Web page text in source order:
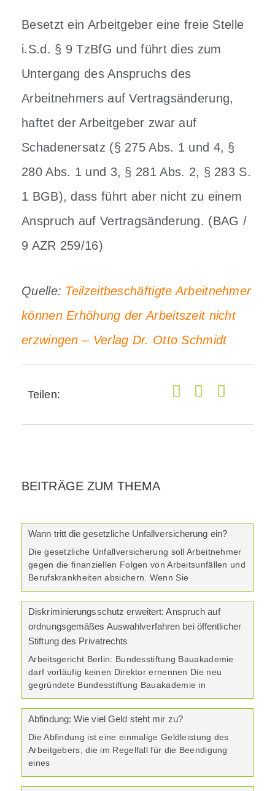
Besetzt ein Arbeitgeber eine freie Stelle
i.S.d. § 9 TzBfG und führt dies zum
Untergang des Anspruchs des
Arbeitnehmers auf Vertragsänderung,
haftet der Arbeitgeber zwar auf
Schadenersatz (§ 275 Abs. 1 und 4, §
280 Abs. 1 und 3, § 281 Abs. 2, § 283 S.
1 BGB), dass führt aber nicht zu einem
Anspruch auf Vertragsänderung. (BAG /
9 AZR 259/16)
Quelle: Teilzeitbeschäftigte Arbeitnehmer
können Erhöhung der Arbeitszeit nicht
erzwingen – Verlag Dr. Otto Schmidt
Teilen:
BEITRÄGE ZUM THEMA
Wann tritt die gesetzliche Unfallversicherung ein?
Die gesetzliche Unfallversicherung soll Arbeitnehmer
gegen die finanziellen Folgen von Arbeitsunfällen und
Berufskrankheiten absichern. Wenn Sie
Diskriminierungsschutz erweitert: Anspruch auf
ordnungsgemäßes Auswahlverfahren bei öffentlicher
Stiftung des Privatrechts
Arbeitsgericht Berlin: Bundesstiftung Bauakademie
darf vorläufig keinen Direktor ernennen Die neu
gegründete Bundesstiftung Bauakademie in
Abfindung: Wie viel Geld steht mir zu?
Die Abfindung ist eine einmalige Geldleistung des
Arbeitgebers, die im Regelfall für die Beendigung
eines